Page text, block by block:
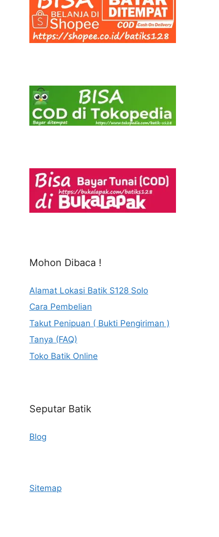
Mohon Dibaca !
Alamat Lokasi Batik S128 Solo
Cara Pembelian
Takut Penipuan ( Bukti Pengiriman )
Tanya (FAQ)
Toko Batik Online
Seputar Batik
Blog
Sitemap